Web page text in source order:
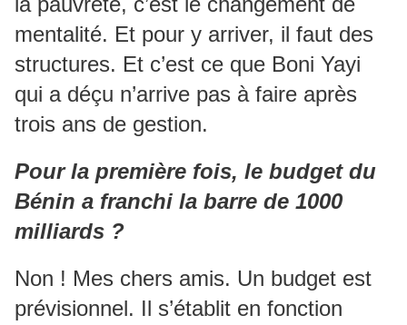
mentalité. Et pour y arriver, il faut des
structures. Et c’est ce que Boni Yayi
qui a déçu n’arrive pas à faire après
trois ans de gestion.
Pour la première fois, le budget du
Bénin a franchi la barre de 1000
milliards ?
Non ! Mes chers amis. Un budget est
prévisionnel. Il s’établit en fonction